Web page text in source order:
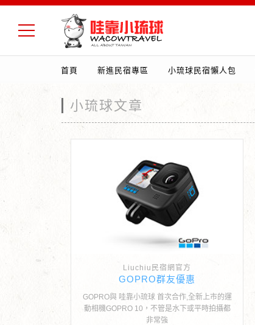
首頁 新進民宿專區 小琉球民宿懶人包
小琉球文章
Liuchiu民宿網官方
GOPRO群友優惠
GOPRO與 哇靠小琉球 首次合作,全新上市的運
動相機GOPRO 10，不管是水下或平時拍攝都
非常強